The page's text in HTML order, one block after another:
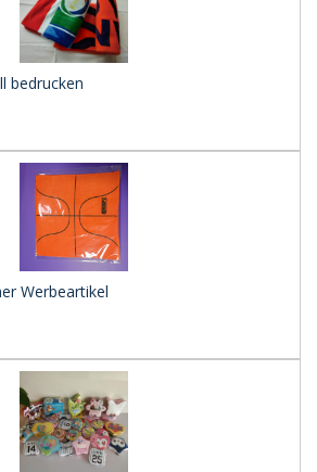
bedrucken
Werbeartikel